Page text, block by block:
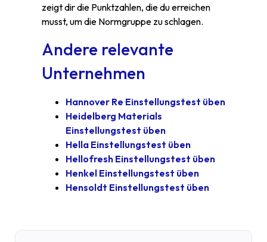
zeigt dir die Punktzahlen, die du erreichen
musst, um die Normgruppe zu schlagen.
Andere relevante
Unternehmen
Hannover Re Einstellungstest üben
Heidelberg Materials
Einstellungstest üben
Hella Einstellungstest üben
Hellofresh Einstellungstest üben
Henkel Einstellungstest üben
Hensoldt Einstellungstest üben